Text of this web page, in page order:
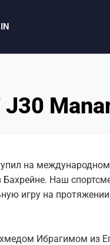
на международном
Наш
игру на протяжении
Ибрагимом из